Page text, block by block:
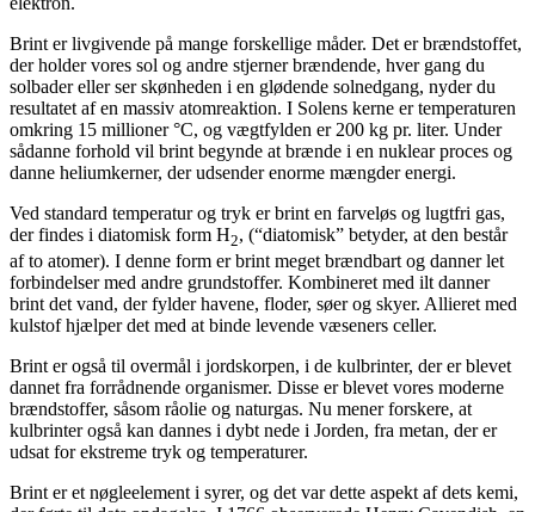
Brint er livgivende på mange forskellige måder. Det er brændstoffet,
der holder vores sol og andre stjerner brændende, hver gang du
solbader eller ser skønheden i en glødende solnedgang, nyder du
resultatet af en massiv atomreaktion. I Solens kerne er temperaturen
omkring 15 millioner °C, og vægtfylden er 200 kg pr. liter. Under
sådanne forhold vil brint begynde at brænde i en nuklear proces og
danne heliumkerner, der udsender enorme mængder energi.
Ved standard temperatur og tryk er brint en farveløs og lugtfri gas,
der findes i diatomisk form H2, (“diatomisk” betyder, at den består
af to atomer). I denne form er brint meget brændbart og danner let
forbindelser med andre grundstoffer. Kombineret med ilt danner
brint det vand, der fylder havene, floder, søer og skyer. Allieret med
kulstof hjælper det med at binde levende væseners celler.
Brint er også til overmål i jordskorpen, i de kulbrinter, der er blevet
dannet fra forrådnende organismer. Disse er blevet vores moderne
brændstoffer, såsom råolie og naturgas. Nu mener forskere, at
kulbrinter også kan dannes i dybt nede i Jorden, fra metan, der er
udsat for ekstreme tryk og temperaturer.
Brint er et nøgleelement i syrer, og det var dette aspekt af dets kemi,